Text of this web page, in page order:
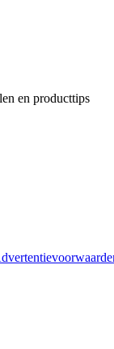
en producttips